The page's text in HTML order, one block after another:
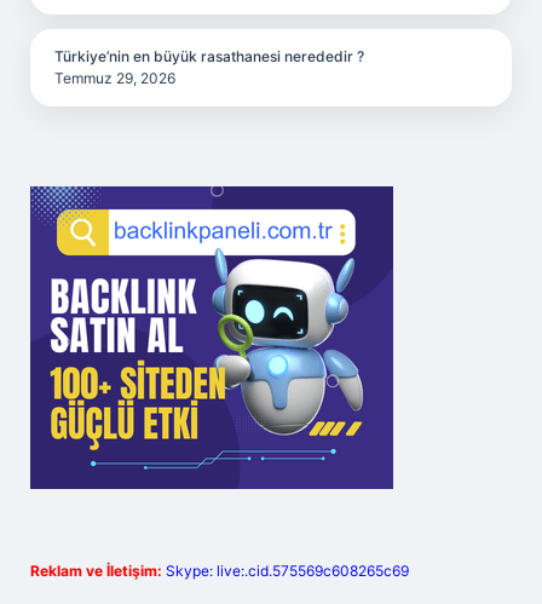
Türkiye’nin en büyük rasathanesi nerededir ?
Temmuz 29, 2026
Reklam ve İletişim: Skype: live:.cid.575569c608265c69